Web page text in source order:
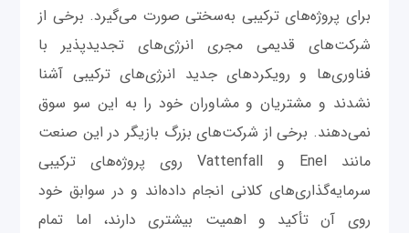
برای پروژه‌های ترکیبی به‌سختی صورت می‌گیرد. برخی از
شرکت‌های قدیمی مجری انرژی‌‌های تجدیدپذیر با
فناوری‌ها و رویکردهای جدید انرژی‌های ترکیبی آشنا
نشدند و مشتریان و مشاوران خود را به این سو سوق
نمی‌دهند. برخی از شرکت‌های بزرگ بازیگر در این صنعت
مانند Enel و Vattenfall روی پروژه‌های ترکیبی
سرمایه‌گذاری‌های کلانی انجام داده‌اند و در سوابق خود
روی آن تأکید و اهمیت بیشتری دارند، اما تمام